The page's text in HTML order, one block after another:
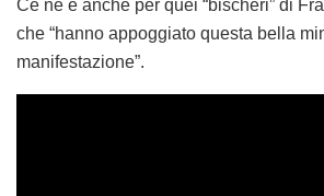
Ce ne è anche per quei “bischeri” di
che “hanno appoggiato questa bella
manifestazione”.